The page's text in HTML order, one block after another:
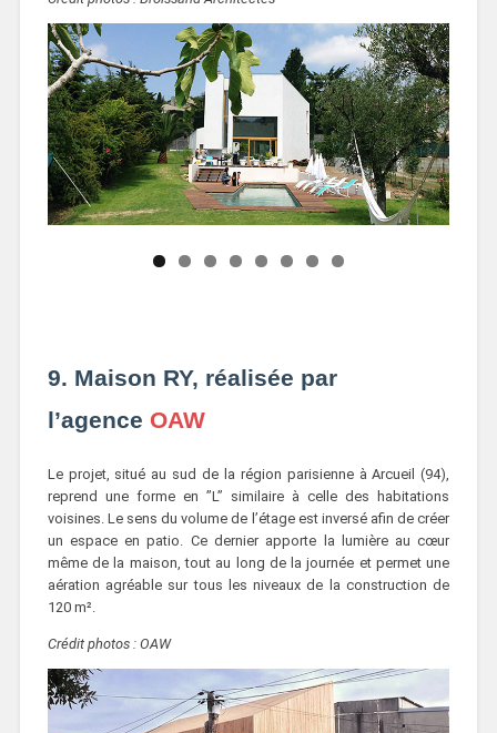
9. Maison RY, réalisée par
l’agence OAW
Le projet, situé au sud de la région parisienne à Arcueil (94),
reprend une forme en ’’L’’ similaire à celle des habitations
voisines. Le sens du volume de l’étage est inversé afin de créer
un espace en patio. Ce dernier apporte la lumière au cœur
même de la maison, tout au long de la journée et permet une
aération agréable sur tous les niveaux de la construction de
120 m².
Crédit photos : OAW